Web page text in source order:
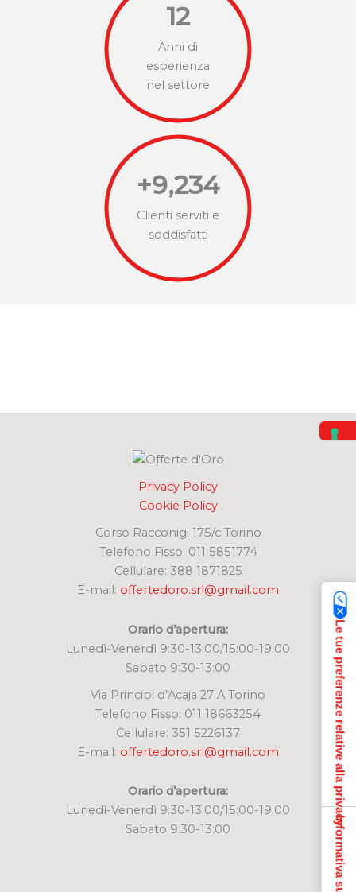
12
Anni di
esperienza
nel settore
+9,234
Clienti serviti e
soddisfatti
Privacy Policy
Cookie Policy
Corso Racconigi 175/c Torino
Telefono Fisso: 011 5851774
Cellulare: 388 1871825
E-mail: offertedoro.srl@gmail.com
Orario d’apertura:
Lunedì-Venerdì 9:30-13:00/15:00-19:00
Sabato 9:30-13:00
Via Principi d’Acaja 27 A Torino
Telefono Fisso: 011 18663254
Cellulare: 351 5226137
E-mail: offertedoro.srl@gmail.com
Orario d’apertura:
Lunedì-Venerdì 9:30-13:00/15:00-19:00
Sabato 9:30-13:00
Le tue preferenze relative alla privacy